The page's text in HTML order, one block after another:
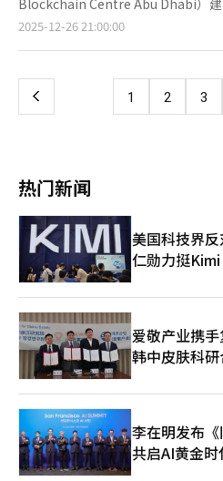
在其虚拟资产交易平台Upbit应用内
参与。Dunamu代表吴京锡表示：“
希望韩国冬季项目能持续发展。
编辑。
Blockchain Centre Abu Dhabi）
进一步推动阿布扎比在区块链应用
去中心化转型网络中的关键枢纽，
布扎比强化其区域乃至全球数字化领导
绍，此次合作内容多元，涵盖区块
在具体实施层面，Sign将参与构建
统，为政府和公共机构提供可信的
中心则将重点提供监管指导、牌照
导相关项目不仅在阿布扎比落地，
及公共部门拓展。 阿布扎比区块链中心首席执行官阿卜杜拉·阿
尔·达赫里（Abdulla Al Dhaheri）
作关系，将有助于主权及公共部门
统，实现现有治理与服务体系的现代化升级。
欣则指出，此次合作为公司直接对
道，使其去中心化认证技术能够应
力的公共部门场景。作为长期承诺
2026年在阿布扎比设立专门办公室。 Sign已获得红杉资本美
印度和中国，以及Circle、Amber等
项目将从需求识别和试点阶段启动
内人士认为，凭借Sign成熟的技术
MENA地区的制度与资源优势，阿布
化部署区块链基础设施的“试验场”
2025-12-26 21:00:00
上
页
1 2 3
热门新闻
美国科技界
仁勋力挺
爱敬产业携
韩中皮肤科
李在明发布
共启AI黄金时